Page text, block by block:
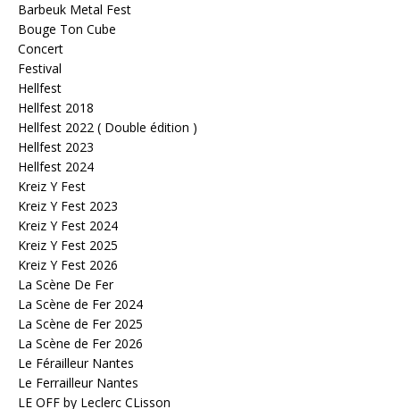
Barbeuk Metal Fest
Bouge Ton Cube
Concert
Festival
Hellfest
Hellfest 2018
Hellfest 2022 ( Double édition )
Hellfest 2023
Hellfest 2024
Kreiz Y Fest
Kreiz Y Fest 2023
Kreiz Y Fest 2024
Kreiz Y Fest 2025
Kreiz Y Fest 2026
La Scène De Fer
La Scène de Fer 2024
La Scène de Fer 2025
La Scène de Fer 2026
Le Férailleur Nantes
Le Ferrailleur Nantes
LE OFF by Leclerc CLisson